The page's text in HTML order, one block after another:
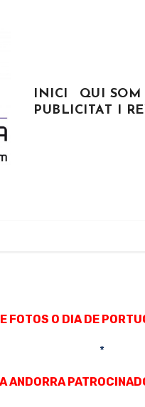
INICI QUI SOM
PUBLICITAT I
FOTOS O DIA DE
*
ANDORRA